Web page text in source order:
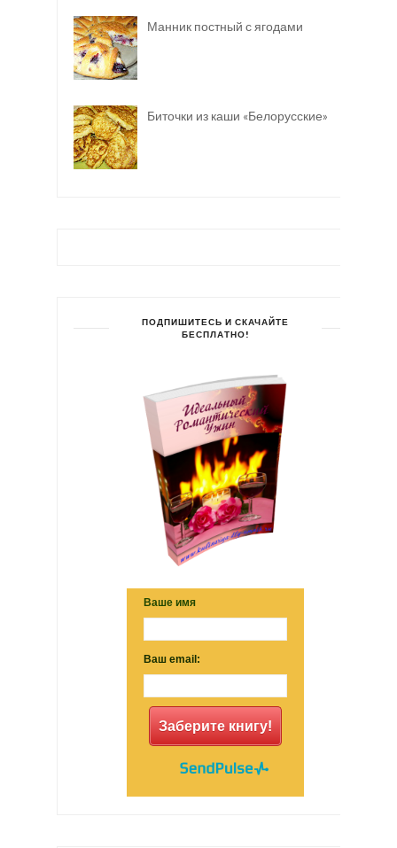
Манник постный с ягодами
Биточки из каши «Белорусские»
ПОДПИШИТЕСЬ И СКАЧАЙТЕ
БЕСПЛАТНО!
Ваше имя
Ваш email:
Заберите книгу!